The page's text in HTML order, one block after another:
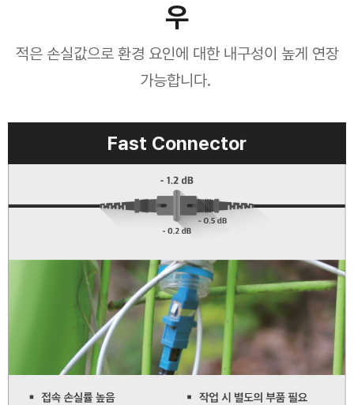
우
적은 손실값으로 환경 요인에 대한 내구성이 높게 연장
가능합니다.
Fast Connector